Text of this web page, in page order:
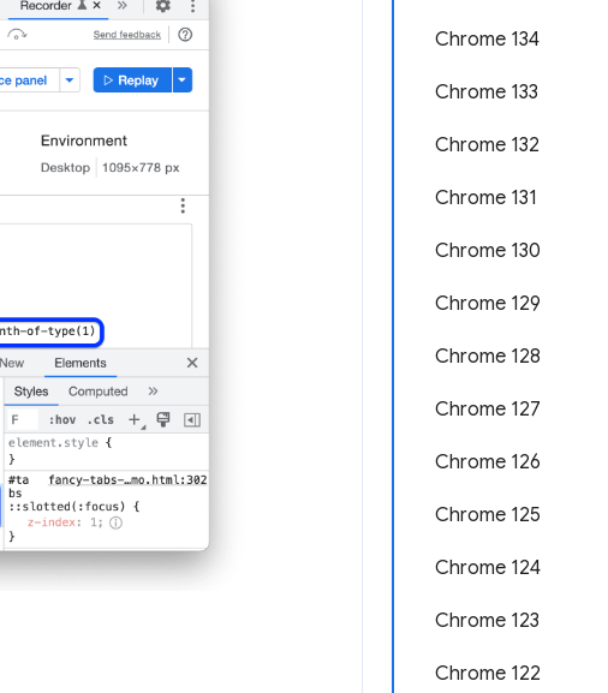
Chrome 134
Chrome 133
Chrome 132
Chrome 131
Chrome 130
Chrome 129
Chrome 128
Chrome 127
Chrome 126
Chrome 125
Chrome 124
Chrome 123
Chrome 122